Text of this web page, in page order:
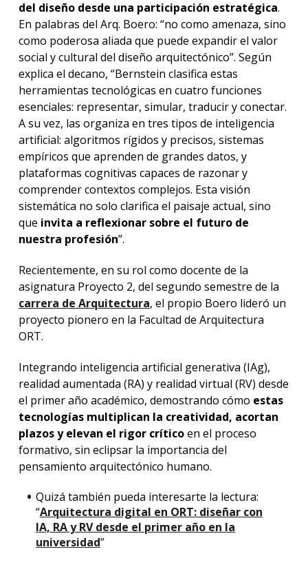
del diseño desde una participación estratégica.
En palabras del Arq. Boero: “no como amenaza, sino
como poderosa aliada que puede expandir el valor
social y cultural del diseño arquitectónico”. Según
explica el decano, “Bernstein clasifica estas
herramientas tecnológicas en cuatro funciones
esenciales: representar, simular, traducir y conectar.
A su vez, las organiza en tres tipos de inteligencia
artificial: algoritmos rígidos y precisos, sistemas
empíricos que aprenden de grandes datos, y
plataformas cognitivas capaces de razonar y
comprender contextos complejos. Esta visión
sistemática no solo clarifica el paisaje actual, sino
que invita a reflexionar sobre el futuro de
nuestra profesión”.
Recientemente, en su rol como docente de la
asignatura Proyecto 2, del segundo semestre de la
carrera de Arquitectura, el propio Boero lideró un
proyecto pionero en la Facultad de Arquitectura
ORT.
Integrando inteligencia artificial generativa (IAg),
realidad aumentada (RA) y realidad virtual (RV) desde
el primer año académico, demostrando cómo estas
tecnologías multiplican la creatividad, acortan
plazos y elevan el rigor críticoen el proceso
formativo, sin eclipsar la importancia del
pensamiento arquitectónico humano.
Quizá también pueda interesarte la lectura:
“Arquitectura digital en ORT: diseñar con
IA, RA y RV desde el primer año en la
universidad”